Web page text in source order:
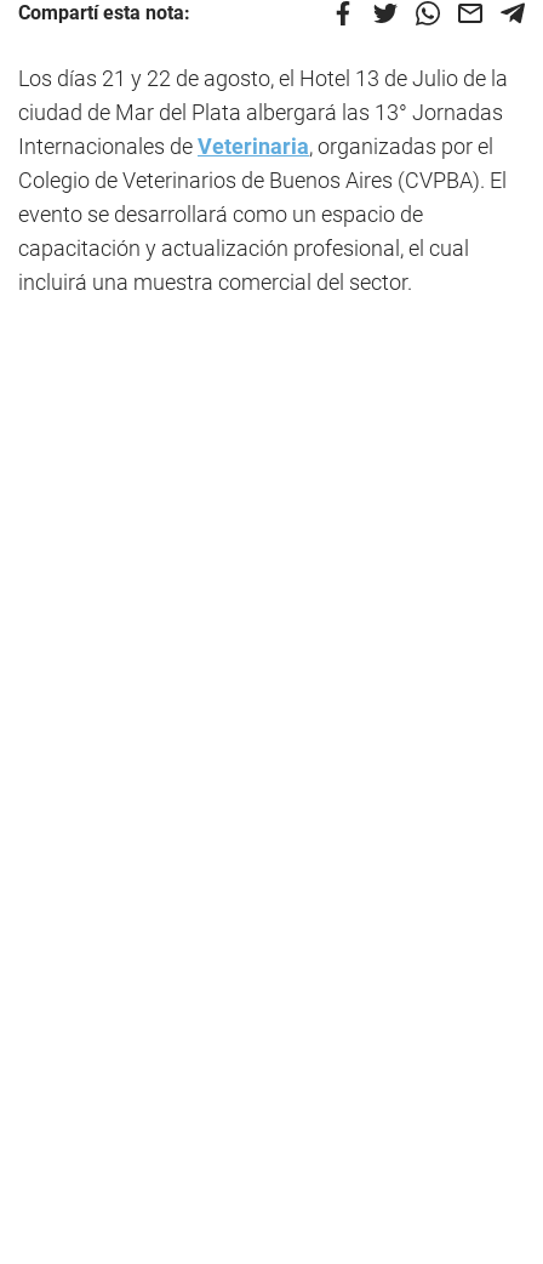
Compartí esta nota:
Los días 21 y 22 de agosto, el Hotel 13 de Julio de la
ciudad de Mar del Plata albergará las 13° Jornadas
Internacionales deVeterinaria, organizadas por el
Colegio de Veterinarios de Buenos Aires (CVPBA). El
evento se desarrollará como un espacio de
capacitación y actualización profesional, el cual
incluirá una muestra comercial del sector.